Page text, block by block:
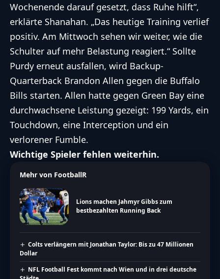
Wochenende darauf gesetzt, dass Ruhe hilft“,
erklärte Shanahan. „Das heutige Training verlief
positiv. Am Mittwoch sehen wir weiter, wie die
Schulter auf mehr Belastung reagiert.“ Sollte
Purdy erneut ausfallen, wird Backup-
Quarterback Brandon Allen gegen die Buffalo
Bills starten. Allen hatte gegen Green Bay eine
durchwachsene Leistung gezeigt: 199 Yards, ein
Touchdown, eine Interception und ein
verlorener Fumble.
Wichtige Spieler fehlen weiterhin.
Mehr von FootballR
Lions machen Jahmyr Gibbs zum
bestbezahlten Running Back
Colts verlängern mit Jonathan Taylor: Bis zu 47 Millionen
Dollar
NFL Football Fest kommt nach Wien und in drei deutsche